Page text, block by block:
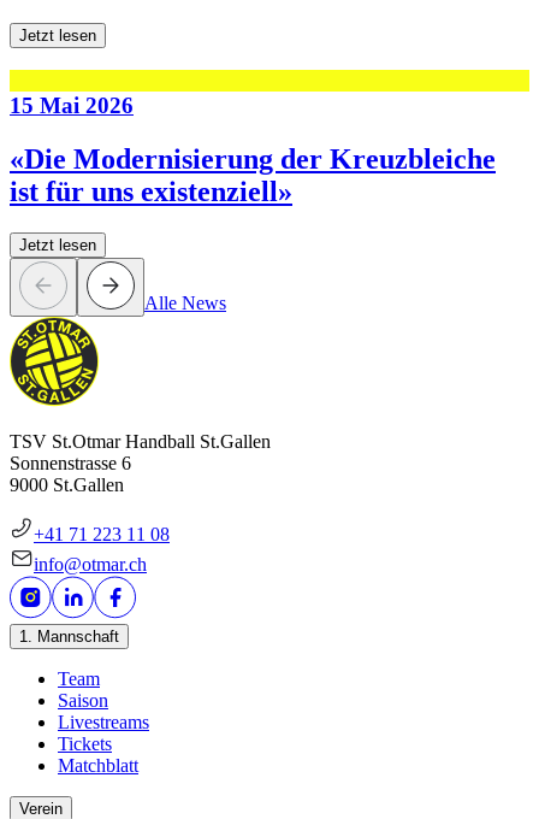
Jetzt lesen
15 Mai 2026
«Die Modernisierung der Kreuzbleiche
ist für uns existenziell»
Jetzt lesen
Alle News
TSV St.Otmar Handball St.Gallen
Sonnenstrasse 6
9000 St.Gallen
+41 71 223 11 08
info@otmar.ch
1. Mannschaft
Team
Saison
Livestreams
Tickets
Matchblatt
Verein